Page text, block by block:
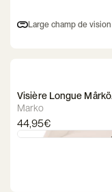
Large champ de vision
Visière Longue Mârkö
Cadence
Marko
44,95€